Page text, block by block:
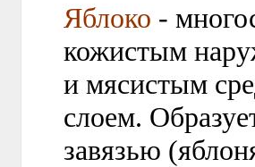
Яблоко -
кожистым
и мясистым
слоем.
завязью